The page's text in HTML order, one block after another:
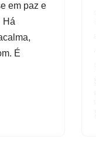
em paz e
Há
É